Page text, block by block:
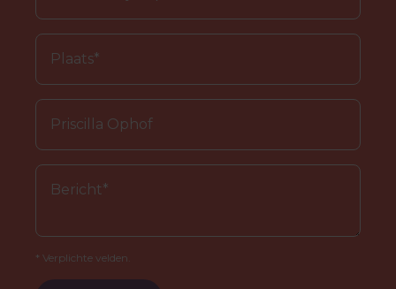
* Verplichte velden.